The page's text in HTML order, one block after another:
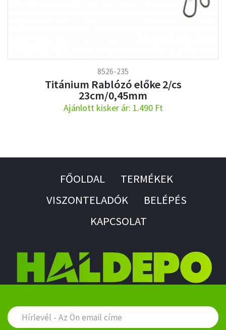
8526-235
Titánium Rablózó előke 2/cs
23cm/0,45mm
Ajánlott kisker ár: 1.490 Ft
FŐOLDAL
TERMÉKEK
VISZONTELADÓK
BELÉPÉS
KAPCSOLAT